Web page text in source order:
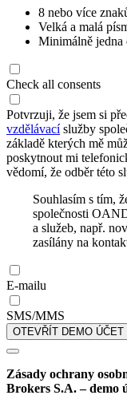
8 nebo více
Velká a malá
Minimálně jedna
Check all consents
Potvrzuji, že jsem si
vzdělávacíslužby
základě kterých mě
poskytnout mi
vědomí, že odběr této
Souhlasím s tím,
společnosti
a služeb, např.
zasílány na
E-mailu
SMS/MMS
OTEVŘÍT DEMO ÚČET
Zásady ochrany
Brokers S.A. – demo